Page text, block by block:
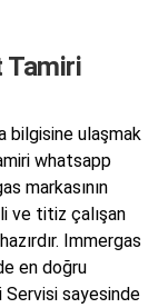
Tamiri
bilgisine ulaşmak
whatsapp
markasının
ve titiz çalışan
Immergas
en doğru
sayesinde